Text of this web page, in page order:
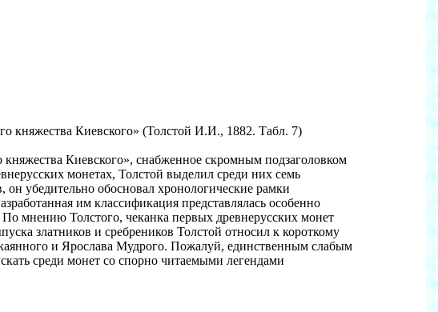
княжества Киевского» (Толстой И.И., 1882. Табл. 7)
Киевского», снабженное скромным подзаголовком
монетах, Толстой выделил среди них семь
убедительно обосновал хронологические рамки
им классификация представлялась особенно
мнению Толстого, чеканка первых древнерусских монет
златников и сребреников Толстой относил к короткому
и Ярослава Мудрого. Пожалуй, единственным слабым
среди монет со спорно читаемыми легендами